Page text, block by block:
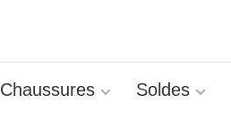
Chaussures Soldes